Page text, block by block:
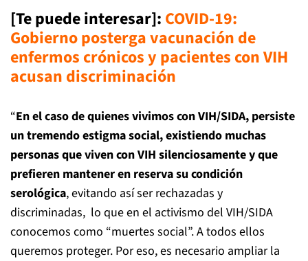
[Te puede interesar]: COVID-19:
Gobierno posterga vacunación de
enfermos crónicos y pacientes con VIH
acusan discriminación
“En el caso de quienes vivimos con VIH/SIDA, persiste
un tremendo estigma social, existiendo muchas
personas que viven con VIH silenciosamente y que
prefieren mantener en reserva su condición
serológica, evitando así ser rechazadas y
discriminadas, lo que en el activismo del VIH/SIDA
conocemos como “muertes social”. A todos ellos
queremos proteger. Por eso, es necesario ampliar la